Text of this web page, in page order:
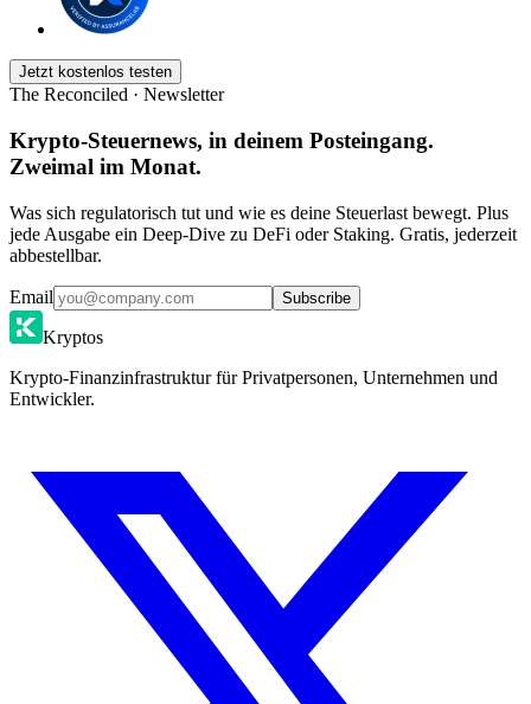
Jetzt kostenlos testen
The Reconciled · Newsletter
Krypto-Steuernews, in deinem Posteingang.
Zweimal im Monat.
Was sich regulatorisch tut und wie es deine Steuerlast bewegt. Plus
jede Ausgabe ein Deep-Dive zu DeFi oder Staking. Gratis, jederzeit
abbestellbar.
Email Subscribe
Kryptos
Krypto-Finanzinfrastruktur für Privatpersonen, Unternehmen und
Entwickler.